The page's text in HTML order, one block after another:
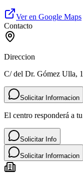
Ver en Google Maps
Contacto
Direccion
C/ del Dr. Gómez Ulla,
Solicitar Informacion
El centro responderá a
Solicitar Info
Solicitar Informacion